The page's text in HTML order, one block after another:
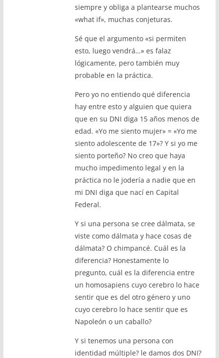
siempre y obliga a plantearse muchos
«what if», muchas conjeturas.
Sé que el argumento «si permiten
esto, luego vendrá…» es falaz
lógicamente, pero también muy
probable en la práctica.
Pero yo no entiendo qué diferencia
hay entre esto y alguien que quiera
que en su DNI diga 15 años menos de
edad. «Yo me siento mujer» = «Yo me
siento adolescente de 17»? Y si yo me
siento porteño? No creo que haya
mucho impedimento legal y en la
práctica no le jodería a nadie que en
mi DNI diga que nací en Capital
Federal.
Y si una persona se cree dálmata, se
viste como dálmata y hace cosas de
dálmata? O chimpancé. Cuál es la
diferencia? Honestamente lo
pregunto, cuál es la diferencia entre
un homosapiens cuyo cerebro lo hace
sentir que es del otro género y uno
cuyo cerebro lo hace sentir que es
Napoleón o un caballo?
Y si tenemos una persona con
identidad múltiple? le damos dos DNI?